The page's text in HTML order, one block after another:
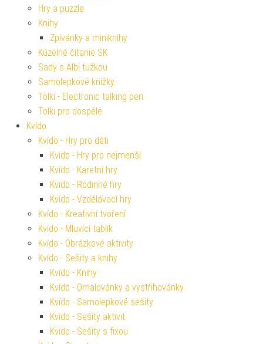
Hry a puzzle
Knihy
Zpívánky a miniknihy
Kúzelné čítanie SK
Sady s Albi tužkou
Samolepkové knížky
Tolki - Electronic talking pen
Tolki pro dospělé
Kvído
Kvído - Hry pro děti
Kvído - Hry pro nejmenší
Kvído - Karetní hry
Kvído - Rodinné hry
Kvído - Vzdělávací hry
Kvído - Kreativní tvoření
Kvído - Mluvící tablík
Kvído - Obrázkové aktivity
Kvído - Sešity a knihy
Kvído - Knihy
Kvído - Omalovánky a vystřihovánky
Kvído - Samolepkové sešity
Kvído - Sešity aktivit
Kvído - Sešity s fixou